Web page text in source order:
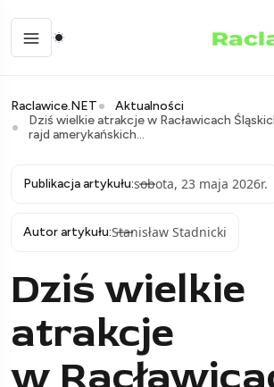
Raclawice.NET
Aktualności
Dziś wielkie atrakcje w Racławicach
rajd amerykańskich...
Publikacja artykułu:sobota, 23 maja 2026r.
Autor artykułu:Stanisław Stadnicki
Dziś wielkie
atrakcje